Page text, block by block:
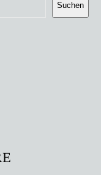
Suchen